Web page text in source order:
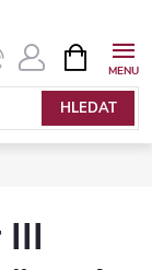
HLEDAT
NÁKUPNÍ
KOŠÍK